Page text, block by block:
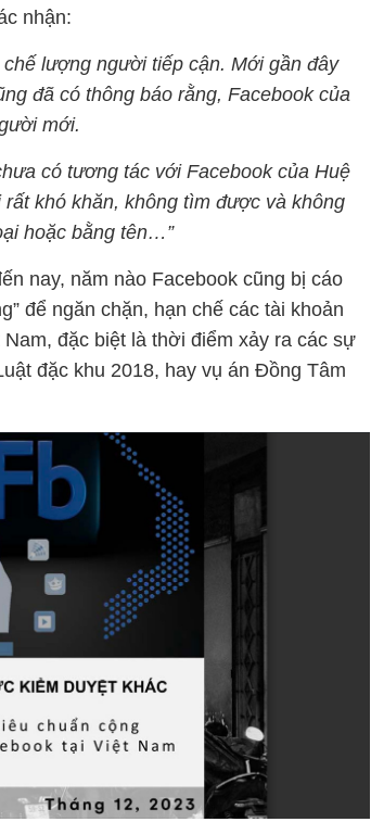
nhận:
lượng người tiếp cận. Mới gần đây
đã có thông báo rằng, Facebook của
mới.
có tương tác với Facebook của Huệ
khó khăn, không tìm được và không
hoặc bằng tên…”
nay, năm nào Facebook cũng bị cáo
để ngăn chặn, hạn chế các tài khoản
đặc biệt là thời điểm xảy ra các sự
đặc khu 2018, hay vụ án Đồng Tâm